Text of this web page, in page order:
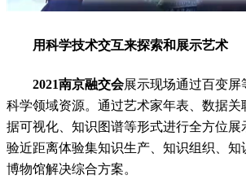
用科学技术交互来探索和展示艺术
2021南京融交会展示现场通过百变屏
科学领域资源。通过艺术家年表、数据关
据可视化、知识图谱等形式进行全方位展
验近距离体验集知识生产、知识组织、知
博物馆解决综合方案。